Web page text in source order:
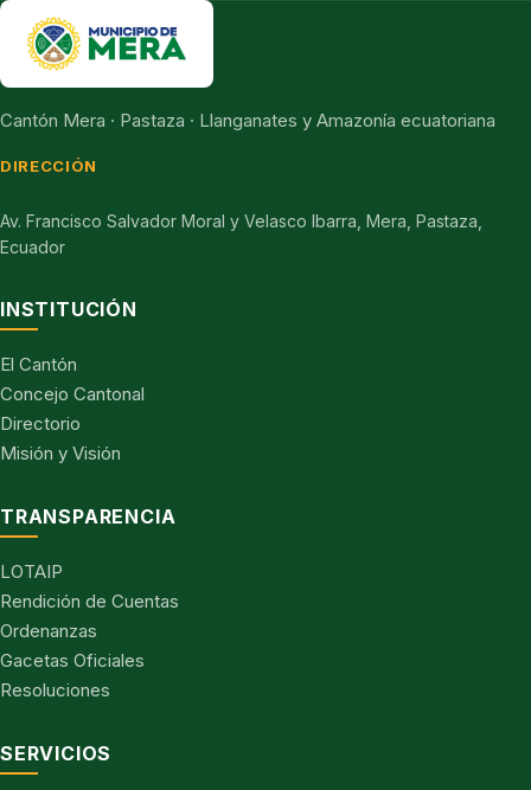
Cantón Mera · Pastaza · Llanganates y Amazonía ecuatoriana
DIRECCIÓN
Av. Francisco Salvador Moral y Velasco Ibarra, Mera, Pastaza,
Ecuador
INSTITUCIÓN
El Cantón
Concejo Cantonal
Directorio
Misión y Visión
TRANSPARENCIA
LOTAIP
Rendición de Cuentas
Ordenanzas
Gacetas Oficiales
Resoluciones
SERVICIOS